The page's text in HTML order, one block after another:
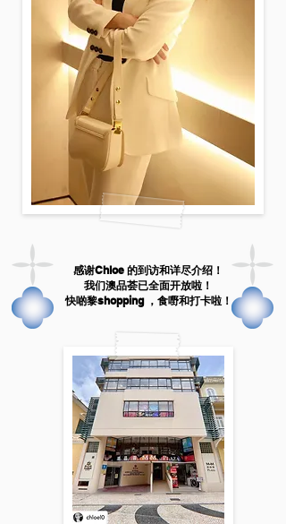
感谢Chloe 的到访和详尽介绍！
我们澳品荟已全面开放啦！
快啲黎shopping ，食嘢和打卡啦！